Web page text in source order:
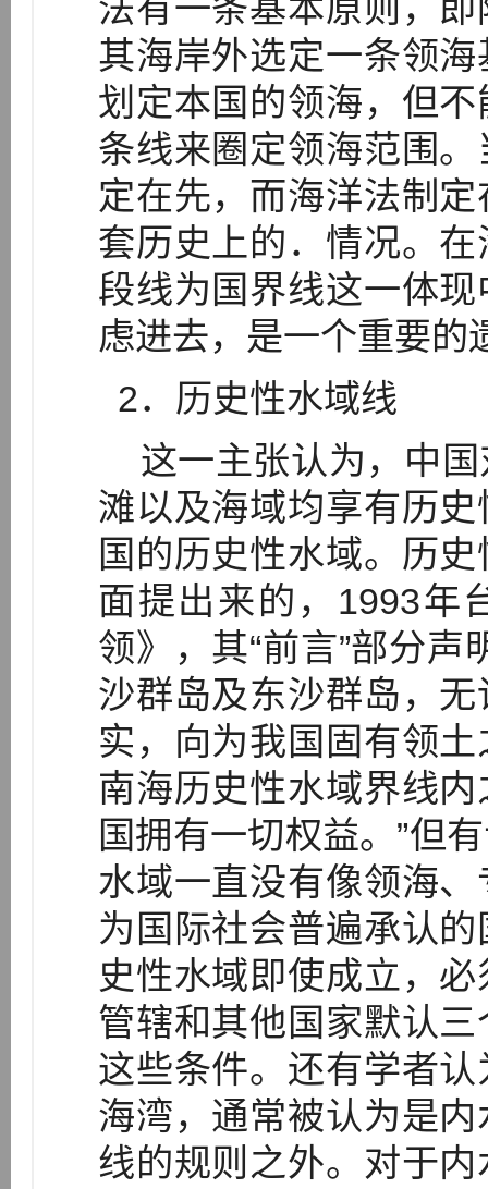
法有一条基本原则，
其海岸外选定一条领
划定本国的领海，但
条线来圈定领海范围
定在先，而海洋法制
套历史上的．情况。
段线为国界线这一体
虑进去，是一个重要的
2．历史性水域线
这一主张认为，中国
滩以及海域均享有历
国的历史性水域。历
面提出来的，1993年
领》，其“前言”部分声
沙群岛及东沙群岛，
实，向为我国固有领
南海历史性水域界线
国拥有一切权益。”但
水域一直没有像领海
为国际社会普遍承认
史性水域即使成立，
管辖和其他国家默认
这些条件。还有学者
海湾，通常被认为是
线的规则之外。对于